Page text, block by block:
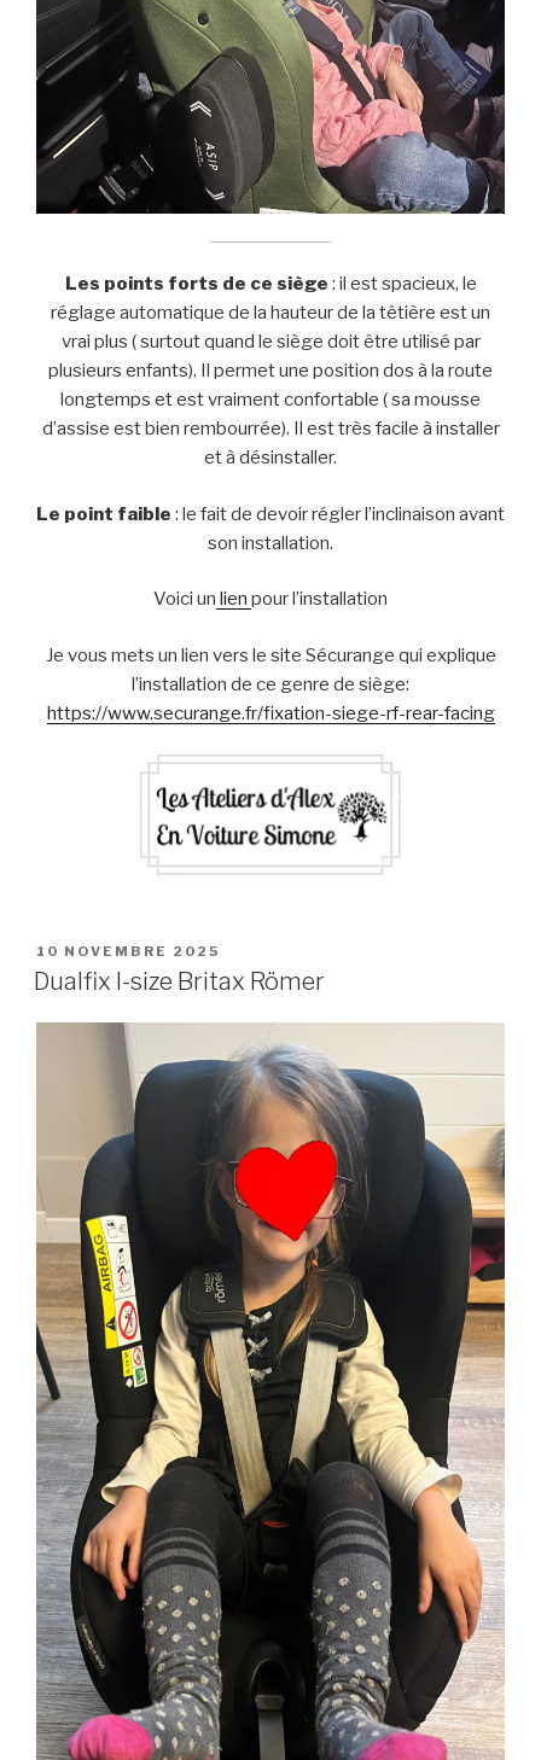
Les points forts de ce siège : il est spacieux, le
réglage automatique de la hauteur de la têtière est un
vrai plus ( surtout quand le siège doit être utilisé par
plusieurs enfants). Il permet une position dos à la route
longtemps et est vraiment confortable ( sa mousse
d’assise est bien rembourrée). Il est très facile à installer
et à désinstaller.
Le point faible : le fait de devoir régler l’inclinaison avant
son installation.
Voici un lien pour l’installation
Je vous mets un lien vers le site Sécurange qui explique
l’installation de ce genre de siège:
https://www.securange.fr/fixation-siege-rf-rear-facing
PUBLIÉ
LE
10 NOVEMBRE 2025
Dualfix I-size Britax Römer